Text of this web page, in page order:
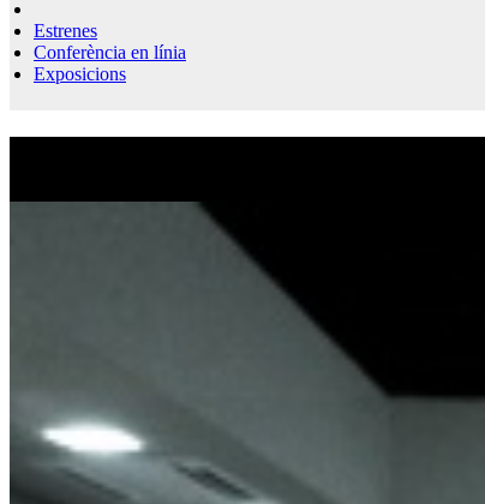
Estrenes
Conferència en línia
Exposicions